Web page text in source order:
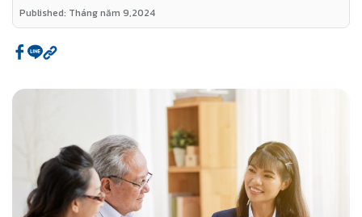
Published: Tháng năm 9,2024